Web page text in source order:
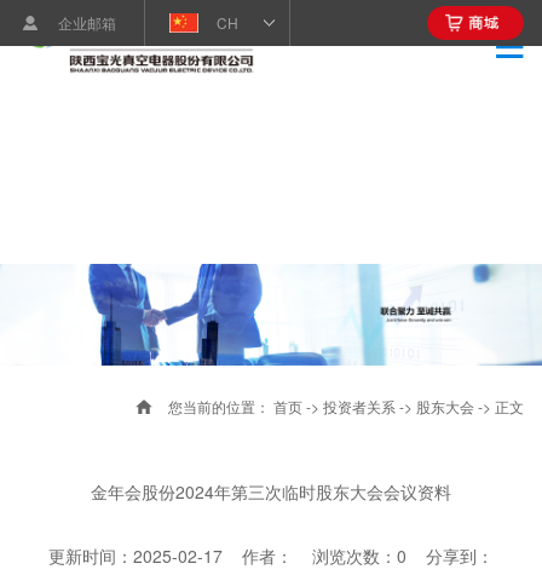
企业邮箱 CH
您当前的位置： 首页-> 投资者关系 -> 股东大会-> 正文
金年会股份2024年第三次临时股东大会会议资料
更新时间：2025-02-17 作者： 浏览次数： 0 分享到：